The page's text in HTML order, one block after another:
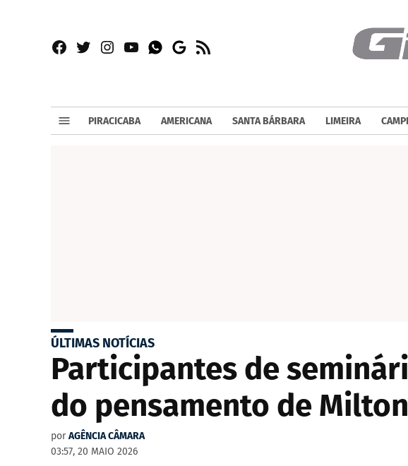
Facebook
TwitterInstagram
YouTubeWhatsapp
Google
RSS
PIRACICABA AMERICANA SANTA BÁRBARA LIMEIRA
ÚLTIMAS NOTÍCIAS
Participantes de
do pensamento de
por AGÊNCIA CÂMARA
03:57, 20 MAIO 2026